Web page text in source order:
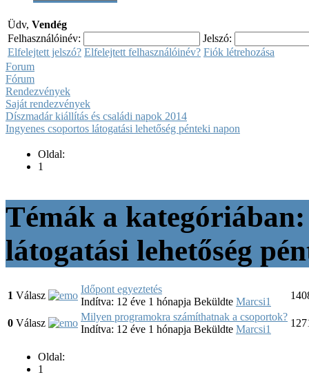
Üdv, Vendég
Felhasználóinév:
Jelszó:
Elfelejtett jelszó? Elfelejtett felhasználóinév? Fiók létrehozása
Forum
Fórum
Rendezvények
Saját rendezvények
Díszmadár kiállítás és családi napok 2014
Ingyenes csoportos látogatási lehetőség pénteki napon
Oldal:
1
Témák a
látogatási lehetőség
1 Válasz
Időpont egyeztetés
Indítva: 12 éve 1 hónapja Beküldte Marcsi1
0 Válasz
Milyen programokra számíthatnak a csoportok?
Indítva: 12 éve 1 hónapja Beküldte Marcsi1
Oldal:
1